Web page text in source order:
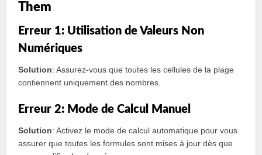
Them
Erreur 1: Utilisation de Valeurs Non
Numériques
Solution: Assurez-vous que toutes les cellules de la plage
contiennent uniquement des nombres.
Erreur 2: Mode de Calcul Manuel
Solution: Activez le mode de calcul automatique pour vous
assurer que toutes les formules sont mises à jour dès que